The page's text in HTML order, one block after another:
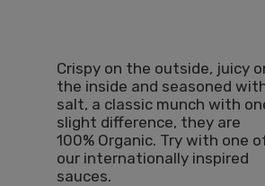
Crispy on the outside, juicy
the inside and seasoned
salt, a classic munch with
slight difference, they are
100% Organic. Try with one
our internationally inspired
sauces.